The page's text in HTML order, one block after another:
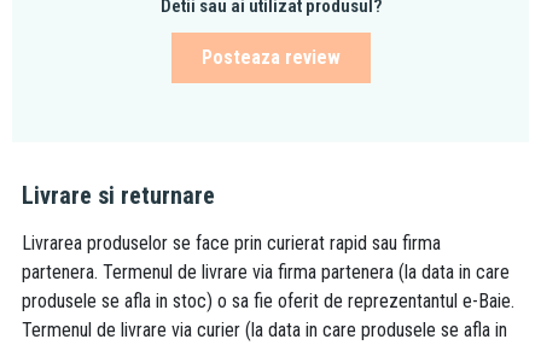
Detii sau ai utilizat produsul?
Posteaza review
Livrare si returnare
Livrarea produselor se face prin curierat rapid sau firma
partenera. Termenul de livrare via firma partenera (la data in care
produsele se afla in stoc) o sa fie oferit de reprezentantul e-Baie.
Termenul de livrare via curier (la data in care produsele se afla in